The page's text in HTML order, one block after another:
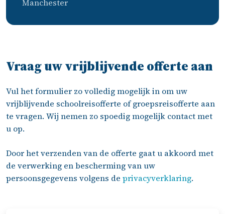
Manchester
Vraag uw vrijblijvende offerte aan
Vul het formulier zo volledig mogelijk in om uw
vrijblijvende schoolreisofferte of groepsreisofferte aan
te vragen. Wij nemen zo spoedig mogelijk contact met
u op.
Door het verzenden van de offerte gaat u akkoord met
de verwerking en bescherming van uw
persoonsgegevens volgens de privacyverklaring.